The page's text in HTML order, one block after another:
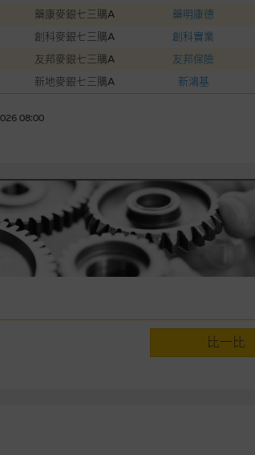
藥康麥銀七三購A 藥明康德
創科麥銀七三購A 創科實業
友邦麥銀七三購A 友邦保險
新地麥銀七三購A 新鴻基
08:00
比一比
本網站或載有連接非由麥格理集團管理的網站的連
議閣下自行向本網站述及或連接的第三者查詢。此
部分可經本網站連結下載的軟件程式屬於第三者的
出的使用條款約束。
在法律容許的所有範圍內，麥格理集團概不承擔經
不作任何聲明，也不提供任何保證，特別是在法律
病毒或任何其他後果所導致的任何損失(包括但不限
基本上市文件及補充上市文件
就有關MBL每次發行之認股證及/或牛熊證而言，